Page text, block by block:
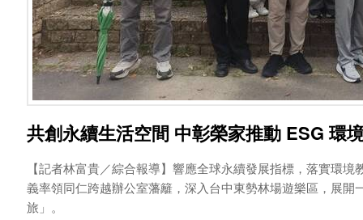
共創永續生活空間 中彰榮家推動 ESG 環
【記者林富貴／綜合報導】響應全球永續發展指標，落實環
義率領同仁跨越辦公室藩籬，深入台中東勢林場遊樂區，展開
旅」。